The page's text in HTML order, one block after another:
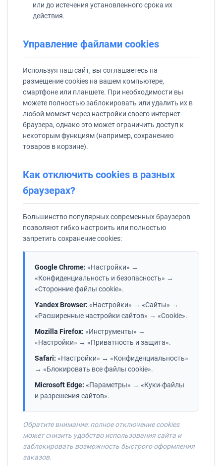
или до истечения установленного срока их
действия.
Управление файлами cookies
Используя наш сайт, вы соглашаетесь на
размещение cookies на вашем компьютере,
смартфоне или планшете. При необходимости вы
можете полностью заблокировать или удалить их в
любой момент через настройки своего интернет-
браузера, однако это может ограничить доступ к
некоторым функциям (например, сохранению
товаров в корзине).
Как отключить cookies в разных
браузерах?
Большинство популярных современных браузеров
позволяют гибко настроить или полностью
запретить сохранение cookies:
Google Chrome: «Настройки» →
«Конфиденциальность и безопасность» →
«Сторонние файлы cookie».
Yandex Browser: «Настройки» → «Сайты» →
«Расширенные настройки сайтов» → «Cookie».
Mozilla Firefox: «Инструменты» →
«Настройки» → «Приватность и защита».
Safari: «Настройки» → «Конфиденциальность»
→ «Блокировать все файлы cookie».
Microsoft Edge: «Параметры» → «Куки-файлы
и разрешения сайтов».
Обратите внимание: полное отключение cookies
может снизить удобство использования сайта и
заблокировать возможность быстрого оформления
заказов.